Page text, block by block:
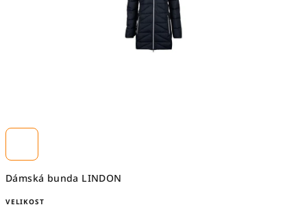
Dámská bunda LINDON
VELIKOST